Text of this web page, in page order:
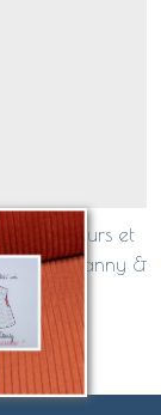
Velours et
(Liste Fanny &
42